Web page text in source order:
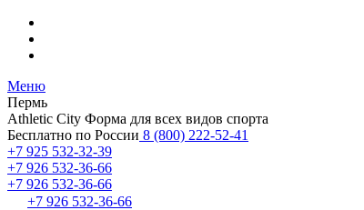
Меню
Пермь
Athletic City Форма для всех видов спорта
Бесплатно по России 8 (800) 222-52-41
+7 925 532-32-39
+7 926 532-36-66
+7 926 532-36-66
+7 926 532-36-66